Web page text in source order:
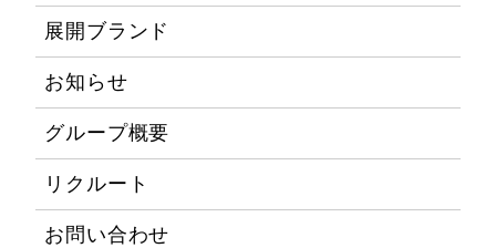
展開ブランド
お知らせ
グループ概要
リクルート
お問い合わせ